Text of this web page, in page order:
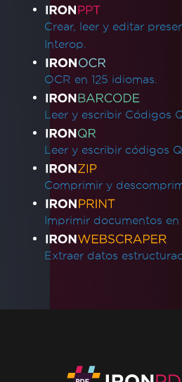
Crear, leer y editar
Interop.
OCR en 125 idiomas.
Leer y escribir Códigos
Leer y escribir códigos
Comprimir y
Imprimir documentos en
Extraer datos